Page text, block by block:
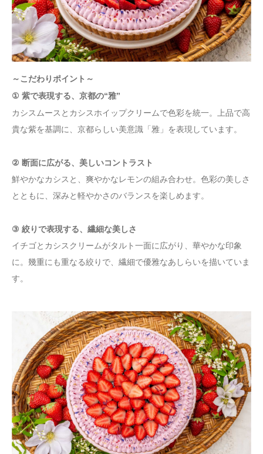
～こだわりポイント～
① 紫で表現する、京都の“雅”
カシスムースとカシスホイップクリームで色彩を統一。上品で高
貴な紫を基調に、京都らしい美意識「雅」を表現しています。
② 断面に広がる、美しいコントラスト
鮮やかなカシスと、爽やかなレモンの組み合わせ。色彩の美しさ
とともに、深みと軽やかさのバランスを楽しめます。
③ 絞りで表現する、繊細な美しさ
イチゴとカシスクリームがタルト一面に広がり、華やかな印象
に。幾重にも重なる絞りで、繊細で優雅なあしらいを描いていま
す。